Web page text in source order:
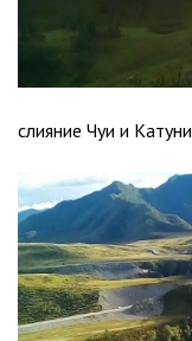
слияние Чуи и Катуни